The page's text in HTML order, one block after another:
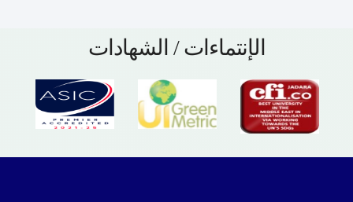
الإنتماءات / الشهادات